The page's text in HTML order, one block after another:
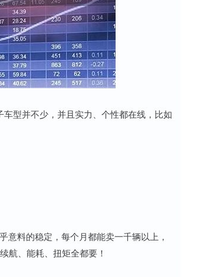
型并不少，并且实力、个性都在线，比如
意料的稳定，每个月都能卖一千辆以上，
航、能耗、扭矩全都要！